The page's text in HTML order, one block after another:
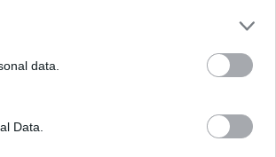
data.
Data.
(22 como titular) en
de mercado actual
Oviedo (37
no en la medular,